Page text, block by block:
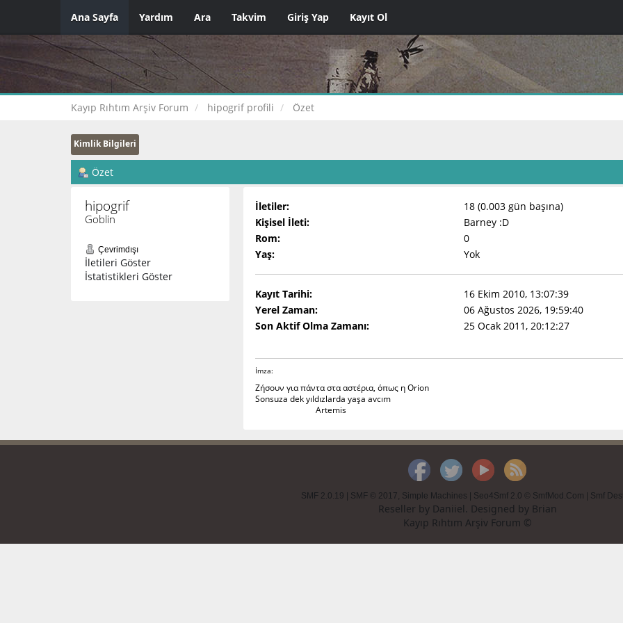
Ana Sayfa Yardım Ara Takvim Giriş Yap Kayıt Ol
Kayıp Rıhtım Arşiv Forum hipogrif profili Özet
Kimlik Bilgileri
Özet
hipogrif
Goblin
Çevrimdışı
İletileri Göster
İstatistikleri Göster
İletiler:
18 (0.003 gün başına)
Kişisel İleti:
Barney :D
Rom:
0
Yaş:
Yok
Kayıt Tarihi:
16 Ekim 2010, 13:07:39
Yerel Zaman:
06 Ağustos 2026, 19:59:40
Son Aktif Olma Zamanı:
25 Ocak 2011, 20:12:27
İmza:
Ζήσουν για πάντα στα αστέρια, όπως η Orion
Sonsuza dek yıldızlarda yaşa avcım
Artemis
SMF 2.0.19 SMF © 2017, Simple Machines Seo4Smf 2.0 © SmfMod.Com Smf
Reseller by Daniiel. Designed by Brian
Kayıp Rıhtım Arşiv Forum ©